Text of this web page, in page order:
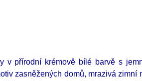
v přírodní krémově bílé barvě s
zasněžených domů, mrazivá